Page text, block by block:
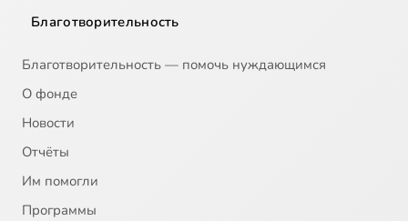
Благотворительность
Благотворительность — помочь нуждающимся
О фонде
Новости
Отчёты
Им помогли
Программы